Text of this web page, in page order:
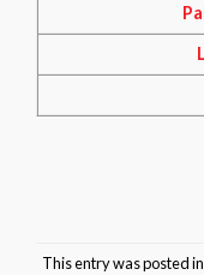
This entry was posted in